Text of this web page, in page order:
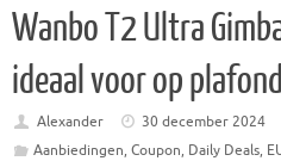
Wanbo T2 Ultra
ideaal voor op
Alexander
30 december 2024
Aanbiedingen, Coupon, Daily Deals,